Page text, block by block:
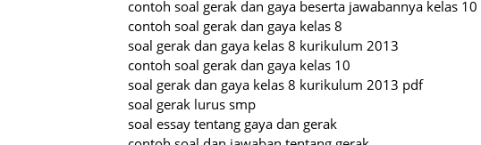
contoh soal gerak dan gaya beserta jawabannya kelas 10
contoh soal gerak dan gaya kelas 8
soal gerak dan gaya kelas 8 kurikulum 2013
contoh soal gerak dan gaya kelas 10
soal gerak dan gaya kelas 8 kurikulum 2013 pdf
soal gerak lurus smp
soal essay tentang gaya dan gerak